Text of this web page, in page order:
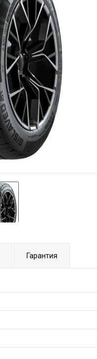
Гарантия